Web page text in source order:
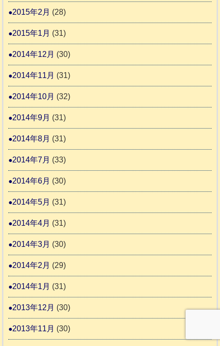
2015年2月 (28)
2015年1月 (31)
2014年12月 (30)
2014年11月 (31)
2014年10月 (32)
2014年9月 (31)
2014年8月 (31)
2014年7月 (33)
2014年6月 (30)
2014年5月 (31)
2014年4月 (31)
2014年3月 (30)
2014年2月 (29)
2014年1月 (31)
2013年12月 (30)
2013年11月 (30)